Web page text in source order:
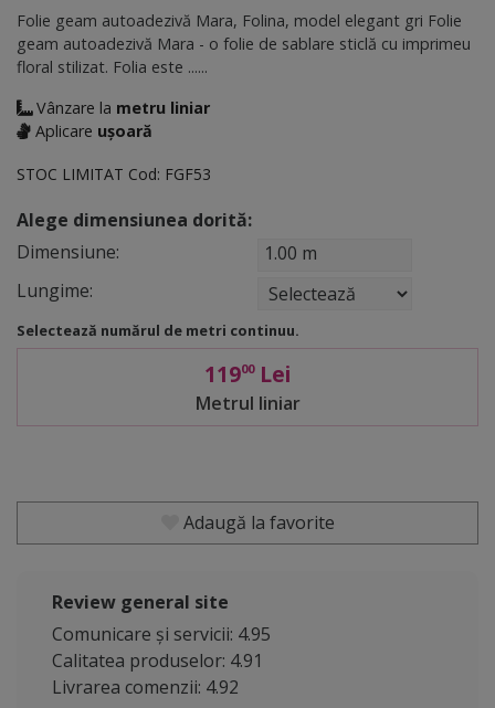
Folie geam autoadezivă Mara, Folina, model elegant gri Folie
geam autoadezivă Mara - o folie de sablare sticlă cu imprimeu
floral stilizat. Folia este ......
Vânzare la metru liniar
Aplicare ușoară
STOC LIMITAT Cod: FGF53
Alege dimensiunea dorită:
Dimensiune:
1.00 m
Lungime:
Selectează numărul de metri continuu.
11900Lei
Metrul liniar
Adaugă la favorite
Review general site
Comunicare și servicii: 4.95
Calitatea produselor: 4.91
Livrarea comenzii: 4.92